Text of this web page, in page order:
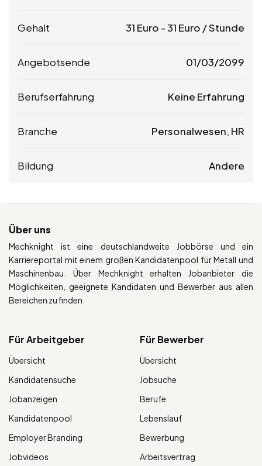
Gehalt 31 Euro -31 Euro / Stunde
Angebotsende 01/03/2099
Berufserfahrung Keine Erfahrung
Branche Personalwesen, HR
Bildung Andere
Über uns
Mechknight ist eine deutschlandweite Jobbörse und ein
Karriereportal mit einem großen Kandidatenpool für Metall und
Maschinenbau. Über Mechknight erhalten Jobanbieter die
Möglichkeiten, geeignete Kandidaten und Bewerber aus allen
Bereichen zu finden.
Für Arbeitgeber
Übersicht
Kandidatensuche
Jobanzeigen
Kandidatenpool
Employer Branding
Jobvideos
Für Bewerber
Übersicht
Jobsuche
Berufe
Lebenslauf
Bewerbung
Arbeitsvertrag